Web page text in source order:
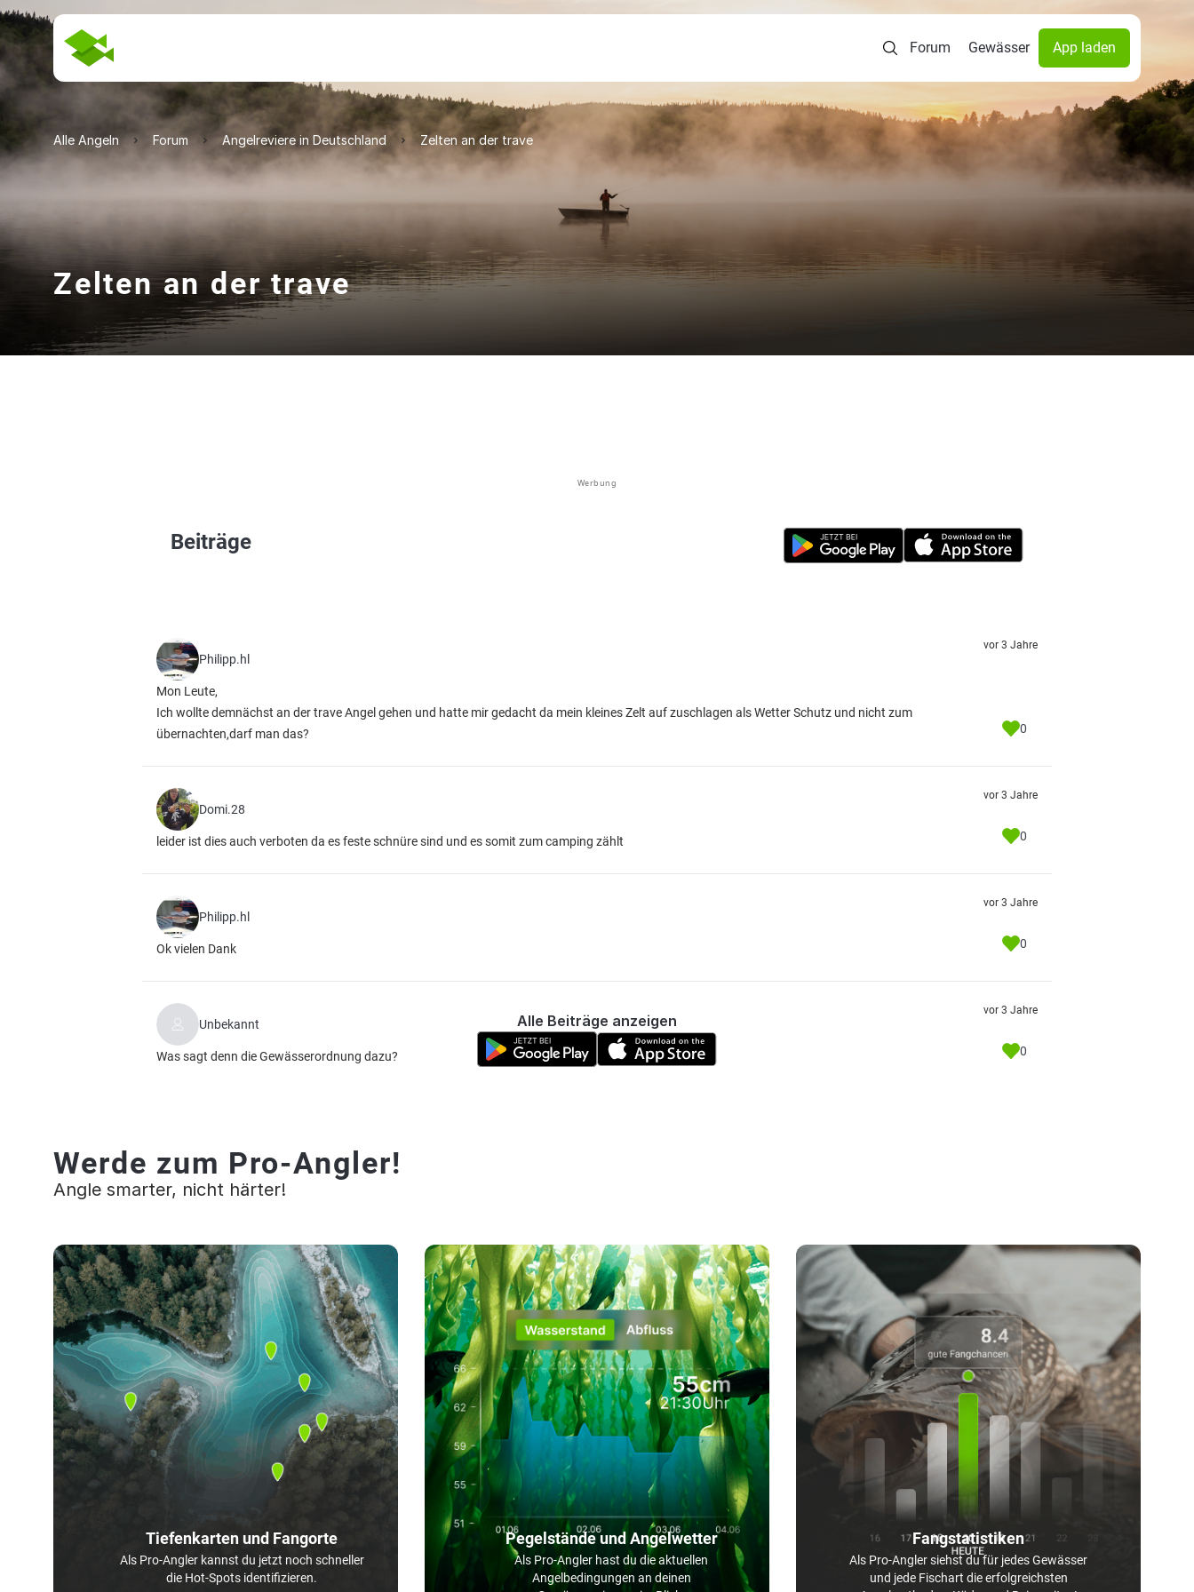
Forum Gewässer App laden
Alle Angeln Forum Angelreviere in Deutschland Zelten an der trave
Zelten an der trave
Werbung
Beiträge
Philipp.hl
Mon Leute,
Ich wollte demnächst an der trave Angel gehen und hatte mir gedacht da mein kleines Zelt auf zuschlagen als Wetter Schutz und nicht zum
übernachten,darf man das?
vor 3 Jahre
0
Domi.28
leider ist dies auch verboten da es feste schnüre sind und es somit zum camping zählt
vor 3 Jahre
0
Philipp.hl
Ok vielen Dank
vor 3 Jahre
0
Unbekannt
Was sagt denn die Gewässerordnung dazu?
vor 3 Jahre
0
Alle Beiträge anzeigen
Werde zum Pro-Angler!
Angle smarter, nicht härter!
Tiefenkarten und Fangorte
Als Pro-Angler kannst du jetzt noch schneller
die Hot-Spots identifizieren.
Pegelstände und Angelwetter
Als Pro-Angler hast du die aktuellen
Angelbedingungen an deinen
Fangstatistiken
Als Pro-Angler siehst du für jedes Gewässer
und jede Fischart die erfolgreichsten